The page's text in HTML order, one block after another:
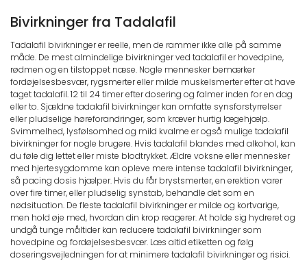
Bivirkninger fra Tadalafil
Tadalafil bivirkninger er reelle, men de rammer ikke alle på samme
måde. De mest almindelige bivirkninger ved tadalafil er hovedpine,
rødmen og en tilstoppet næse. Nogle mennesker bemærker
fordøjelsesbesvær, rygsmerter eller milde muskelsmerter efter at have
taget tadalafil. 12 til 24 timer efter dosering og falmer inden for en dag
eller to. Sjældne tadalafil bivirkninger kan omfatte synsforstyrrelser
eller pludselige høreforandringer, som kræver hurtig lægehjælp.
Svimmelhed, lysfølsomhed og mild kvalme er også mulige tadalafil
bivirkninger for nogle brugere. Hvis tadalafil blandes med alkohol, kan
du føle dig lettet eller miste blodtrykket. Ældre voksne eller mennesker
med hjertesygdomme kan opleve mere intense tadalafil bivirkninger,
så pacing dosis hjælper. Hvis du får brystsmerter, en erektion varer
over fire timer, eller pludselig synstab, behandle det som en
nødsituation. De fleste tadalafil bivirkninger er milde og kortvarige,
men hold øje med, hvordan din krop reagerer. At holde sig hydreret og
undgå tunge måltider kan reducere tadalafil bivirkninger som
hovedpine og fordøjelsesbesvær. Læs altid etiketten og følg
doseringsvejledningen for at minimere tadalafil bivirkninger og risici.